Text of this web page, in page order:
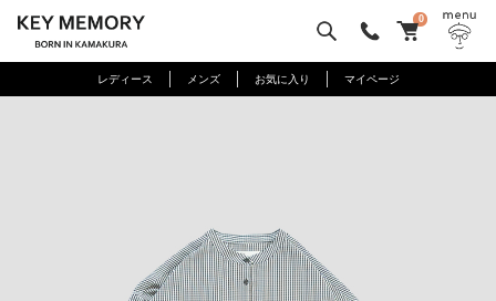
0
レディース メンズ お気に入り マイページ